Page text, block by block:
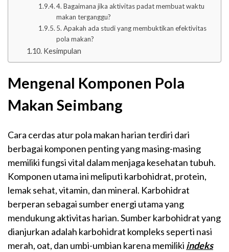
4. Bagaimana jika aktivitas padat membuat waktu
makan terganggu?
5. Apakah ada studi yang membuktikan efektivitas
pola makan?
Kesimpulan
Mengenal Komponen Pola
Makan Seimbang
Cara cerdas atur pola makan harian terdiri dari
berbagai komponen penting yang masing-masing
memiliki fungsi vital dalam menjaga kesehatan tubuh.
Komponen utama ini meliputi karbohidrat, protein,
lemak sehat, vitamin, dan mineral. Karbohidrat
berperan sebagai sumber energi utama yang
mendukung aktivitas harian. Sumber karbohidrat yang
dianjurkan adalah karbohidrat kompleks seperti nasi
merah, oat, dan umbi-umbian karena memiliki indeks